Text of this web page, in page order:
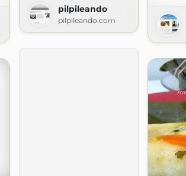
pilpileando
pilpileando.com